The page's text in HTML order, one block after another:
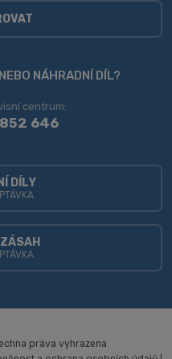
NÁHRADNÍ DÍL?
centrum:
646
DÍLY
práva vyhrazena